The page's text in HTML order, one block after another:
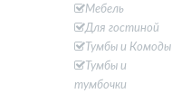
Мебель
Для гостиной
Тумбы и Комоды
Тумбы и
тумбочки